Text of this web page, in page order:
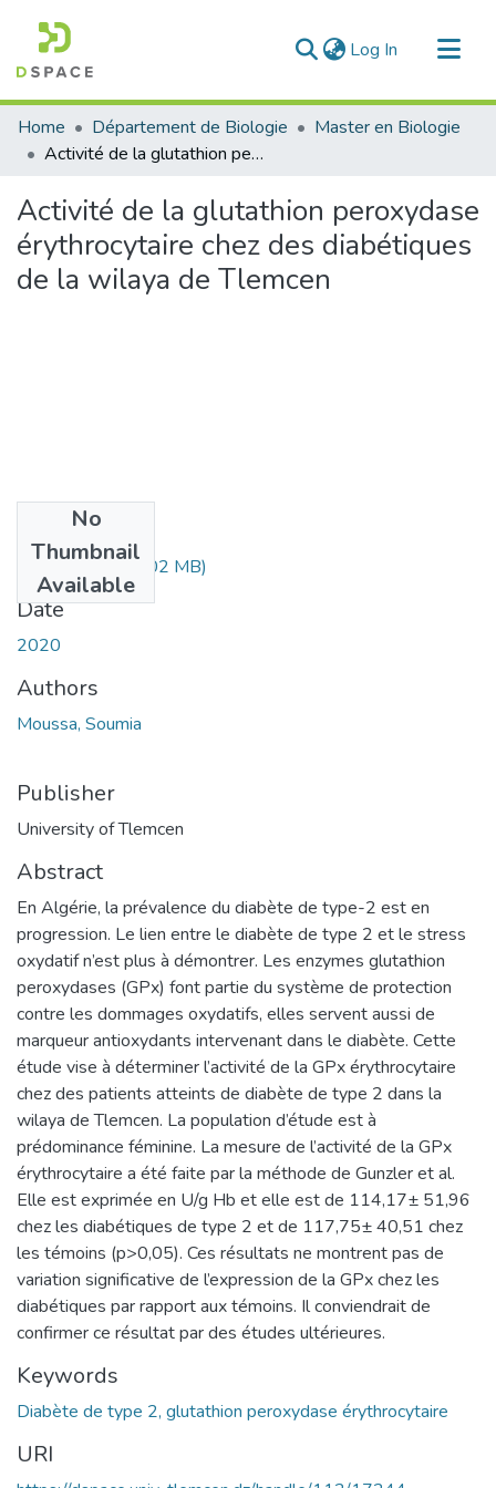
Log In (current)
Communities & Collections
All of DSpace
Home Département de Biologie
Master en Biologie
Activité de la glutathion peroxydase érythrocytaire chez des diabétiques de la wilaya de Tlemcen
Activité de la glutathion peroxydase
érythrocytaire chez des diabétiques
de la wilaya de Tlemcen
No
Thumbnail
Available
MOUSSA.pdf(1.02 MB)
Date
2020
Authors
Moussa, Soumia
Publisher
University of Tlemcen
Abstract
En Algérie, la prévalence du diabète de type-2 est en
progression. Le lien entre le diabète de type 2 et le stress
oxydatif n’est plus à démontrer. Les enzymes glutathion
peroxydases (GPx) font partie du système de protection
contre les dommages oxydatifs, elles servent aussi de
marqueur antioxydants intervenant dans le diabète. Cette
étude vise à déterminer l’activité de la GPx érythrocytaire
chez des patients atteints de diabète de type 2 dans la
wilaya de Tlemcen. La population d’étude est à
prédominance féminine. La mesure de l’activité de la GPx
érythrocytaire a été faite par la méthode de Gunzler et al.
Elle est exprimée en U/g Hb et elle est de 114,17± 51,96
chez les diabétiques de type 2 et de 117,75± 40,51 chez
les témoins (p>0,05). Ces résultats ne montrent pas de
variation significative de l’expression de la GPx chez les
diabétiques par rapport aux témoins. Il conviendrait de
confirmer ce résultat par des études ultérieures.
Keywords
Diabète de type 2, glutathion peroxydase érythrocytaire
URI